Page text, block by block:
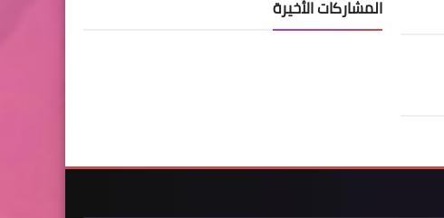
المشاركات الأخيرة